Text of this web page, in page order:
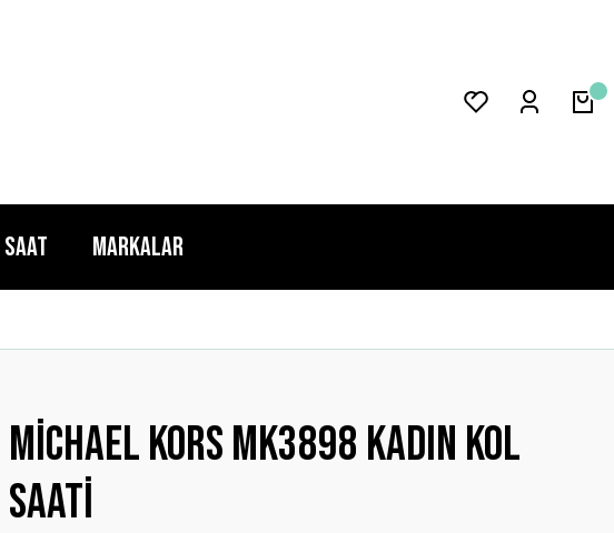
Saat Markalar
Michael Kors MK3898 Kadın Kol
Saati